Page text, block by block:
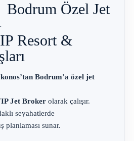
Özel Jet
Resort &
Bodrum’a özel jet
Jet Brokerolarak çalışır.
seyahatlerde
planlaması sunar.